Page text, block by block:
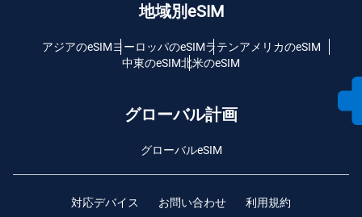
地域別eSIM
アジアのeSIMヨーロッパのeSIMラテンアメリカのeSIM
中東のeSIM北米のeSIM
グローバル計画
グローバルeSIM
対応デバイス お問い合わせ 利用規約